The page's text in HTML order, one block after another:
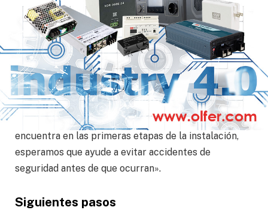
cámara OGI permita operaciones de detección de
fugas de gas más eficaces. Aunque hay áreas de
mejora, como el ajuste de sensibilidad y la corrección
del impacto ambiental en el método de detección de
fugas de gas y visualización de sus patrones, vemos
claramente la ventaja de mejorar el rendimiento de
detección al tiempo que complementamos los
métodos de medición existentes. Aunque se
encuentra en las primeras etapas de la instalación,
esperamos que ayude a evitar accidentes de
seguridad antes de que ocurran».
Siguientes pasos